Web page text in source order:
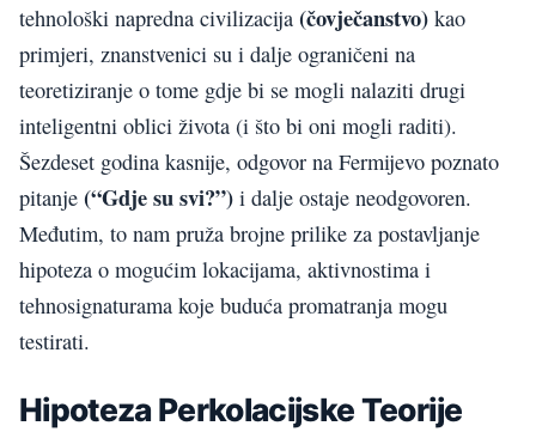
tehnološki napredna civilizacija (čovječanstvo) kao
primjeri, znanstvenici su i dalje ograničeni na
teoretiziranje o tome gdje bi se mogli nalaziti drugi
inteligentni oblici života (i što bi oni mogli raditi).
Šezdeset godina kasnije, odgovor na Fermijevo poznato
pitanje (“Gdje su svi?”) i dalje ostaje neodgovoren.
Međutim, to nam pruža brojne prilike za postavljanje
hipoteza o mogućim lokacijama, aktivnostima i
tehnosignaturama koje buduća promatranja mogu
testirati.
Hipoteza Perkolacijske Teorije